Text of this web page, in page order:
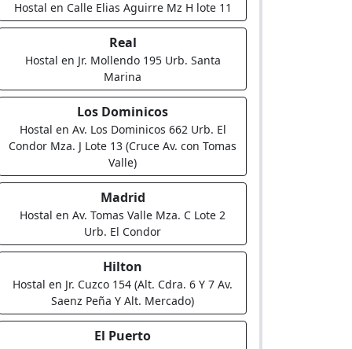
Hostal en Calle Elias Aguirre Mz H lote 11
Real
Hostal en Jr. Mollendo 195 Urb. Santa
Marina
Los Dominicos
Hostal en Av. Los Dominicos 662 Urb. El
Condor Mza. J Lote 13 (Cruce Av. con Tomas
Valle)
Madrid
Hostal en Av. Tomas Valle Mza. C Lote 2
Urb. El Condor
Hilton
Hostal en Jr. Cuzco 154 (Alt. Cdra. 6 Y 7 Av.
Saenz Peña Y Alt. Mercado)
El Puerto